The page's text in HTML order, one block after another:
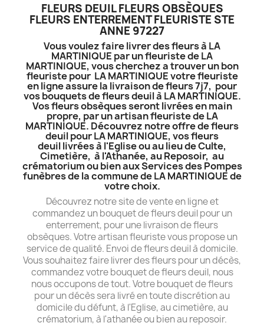
FLEURS DEUIL FLEURS OBSÈQUES
FLEURS ENTERREMENT FLEURISTE STE
ANNE 97227
Vous voulez faire livrer des fleurs à LA
MARTINIQUE par un fleuriste de LA
MARTINIQUE, vous cherchez a trouver un bon
fleuriste pour LA MARTINIQUE votre fleuriste
en ligne assure la livraison de fleurs 7j7, pour
vos bouquets de fleurs deuil à LA MARTINIQUE.
Vos fleurs obsèques seront livrées en main
propre, par un artisan fleuriste de LA
MARTINIQUE. Découvrez notre offre de fleurs
deuil pour LA MARTINIQUE, vos fleurs
deuil livrées à l'Eglise ou au lieu de Culte,
Cimetière, à l'Athanée, au Reposoir, au
crématorium ou bien aux Services des Pompes
funèbres de la commune de LA MARTINIQUE de
votre choix.
Découvrez notre site de vente en ligne et
commandez un bouquet de fleurs deuil pour un
enterrement, pour une livraison de fleurs
obsèques. Votre artisan fleuriste vous propose un
service de qualité. Envoi de fleurs deuil à domicile.
Vous souhaitez faire livrer des fleurs pour un décès,
commandez votre bouquet de fleurs deuil, nous
nous occupons de tout. Votre bouquet de fleurs
pour un décès sera livré en toute discrétion au
domicile du défunt, à l'Eglise, au cimetière, au
crématorium, à l'athanée ou bien au reposoir.